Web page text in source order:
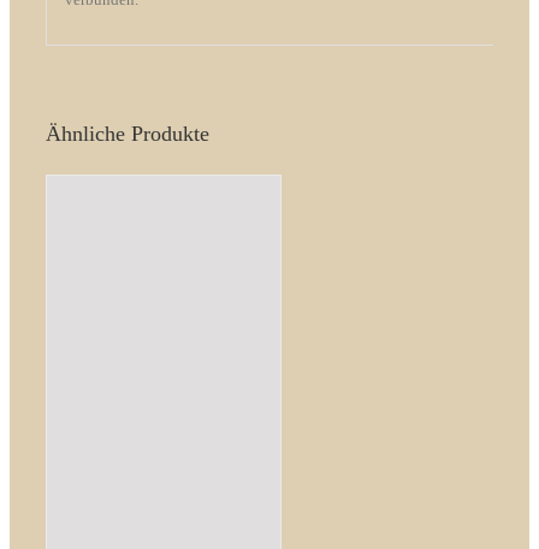
Ähnliche Produkte